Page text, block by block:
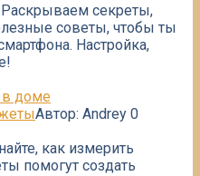
секреты,
советы, чтобы ты
Настройка,
в доме
Автор: Andrey 0
как измерить
помогут создать